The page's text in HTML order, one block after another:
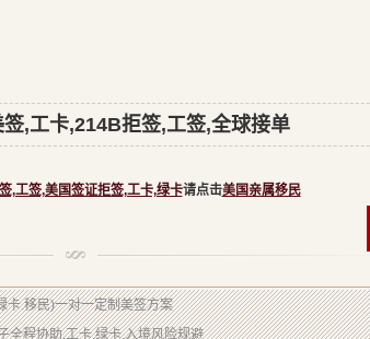
,工卡,214B拒签,工签,全球接单
,工签,美国签证拒签,工卡,绿卡请点击美国亲属移民
卡.移民)一对一定制美签方案
全程协助,工卡,绿卡,入境风险规避